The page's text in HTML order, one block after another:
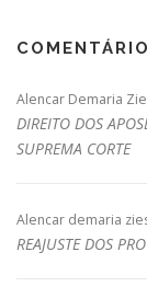
Alencar Demaria
DIREITO DOS
SUPREMA CORTE
Alencar demaria
REAJUSTE DOS